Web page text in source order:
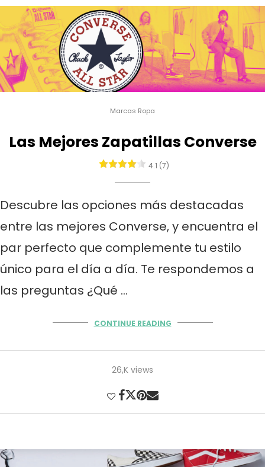
Marcas Ropa
Las Mejores Zapatillas Converse
4.1 (7)
Descubre las opciones más destacadas
entre las mejores Converse, y encuentra el
par perfecto que complemente tu estilo
único para el día a día. Te respondemos a
las preguntas ¿Qué …
CONTINUE READING
26,K views